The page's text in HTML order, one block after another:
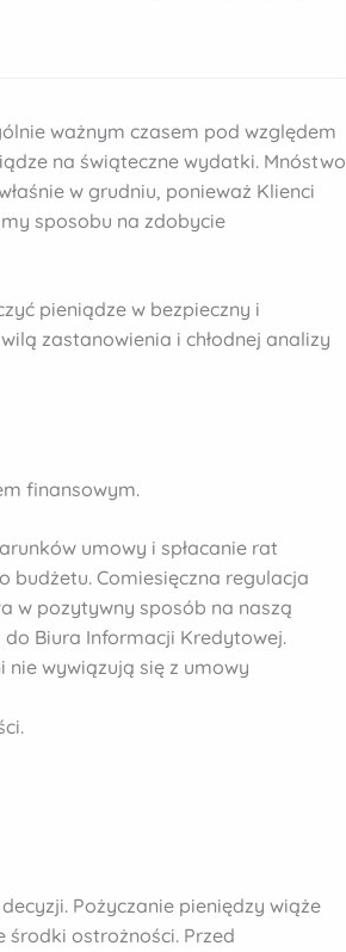
ważnym czasem pod względem
na świąteczne wydatki. Mnóstwo
w grudniu, ponieważ Klienci
sposobu na zdobycie
pieniądze w bezpieczny i
zastanowienia i chłodnej analizy
finansowym.
umowy i spłacanie rat
Comiesięczna regulacja
w pozytywny sposób na naszą
Biura Informacji Kredytowej.
wywiązują się z umowy
Pożyczanie pieniędzy wiąże
ostrożności. Przed